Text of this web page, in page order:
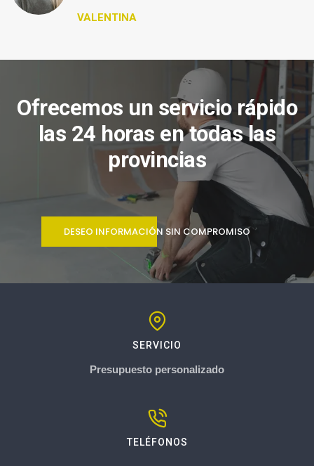
VALENTINA
Ofrecemos un servicio rápido
las 24 horas en todas las
provincias
DESEO INFORMACIÓN SIN COMPROMISO
SERVICIO
Presupuesto personalizado
TELÉFONOS